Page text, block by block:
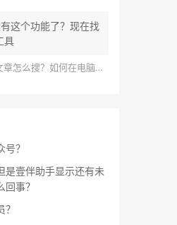
这个功能了？现在找
具
？如何在电脑上搜索公众号文章？
？
是壹伴助手显示还有未
事？